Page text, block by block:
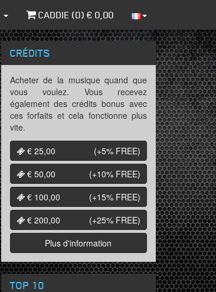
CADDIE (0) € 0,00
CRÉDITS
Acheter de la musique quand que
vous voulez. Vous recevez
également des crédits bonus avec
ces forfaits et cela fonctionne plus
vite.
€ 25,00
(+5% FREE)
€ 50,00
(+10% FREE)
€ 100,00
(+15% FREE)
€ 200,00
(+25% FREE)
Plus d'information
TOP 10